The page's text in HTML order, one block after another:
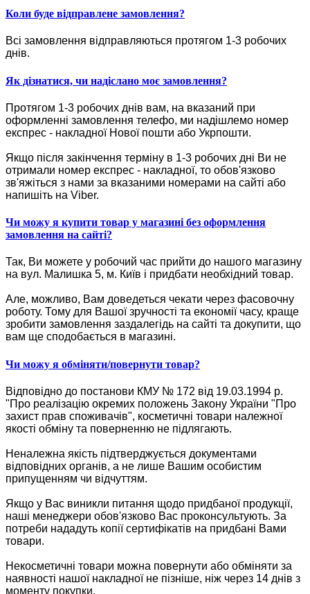
Коли буде відправлене замовлення?
Всі замовлення відправляються протягом 1-3 робочих
днів.
Як дізнатися, чи надіслано моє замовлення?
Протягом 1-3 робочих днів вам, на вказаний при
оформленні замовлення телефо, ми надішлемо номер
експрес - накладної Нової пошти або Укрпошти.
Якщо після закінчення терміну в 1-3 робочих дні Ви не
отримали номер експрес - накладної, то обов'язково
зв'яжіться з нами за вказаними номерами на сайті або
напишіть на Viber.
Чи можу я купити товар у магазині без оформлення
замовлення на сайті?
Так, Ви можете у робочий час прийти до нашого магазину
на вул. Малишка 5, м. Київ і придбати необхідний товар.
Але, можливо, Вам доведеться чекати через фасовочну
роботу. Тому для Вашої зручності та економії часу, краще
зробити замовлення заздалегідь на сайті та докупити, що
вам ще сподобається в магазині.
Чи можу я обміняти/повернути товар?
Відповідно до постанови КМУ № 172 від 19.03.1994 р.
"Про реалізацію окремих положень Закону України "Про
захист прав споживачів", косметичні товари належної
якості обміну та поверненню не підлягають.
Неналежна якість підтверджується документами
відповідних органів, а не лише Вашим особистим
припущенням чи відчуттям.
Якщо у Вас виникли питання щодо придбаної продукції,
наші менеджери обов'язково Вас проконсультують. За
потреби нададуть копії сертифікатів на придбані Вами
товари.
Некосметичні товари можна повернути або обміняти за
наявності нашої накладної не пізніше, ніж через 14 днів з
моменту покупки.